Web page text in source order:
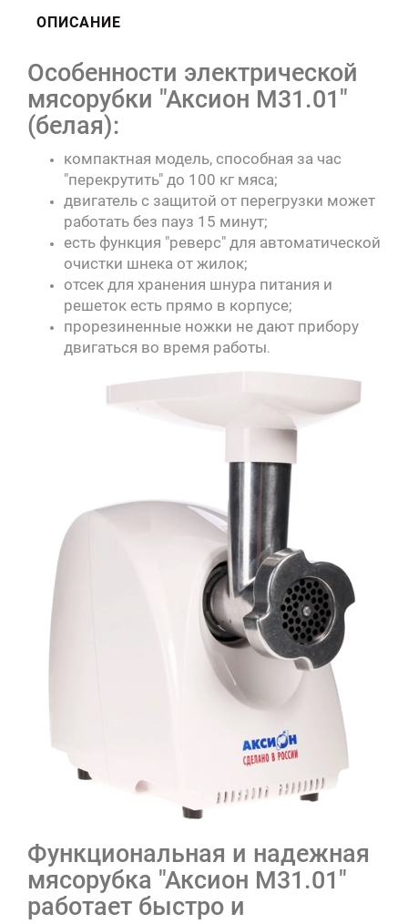
ОПИСАНИЕ
Особенности электрической
мясорубки "Аксион М31.01"
(белая):
компактная модель, способная за час
"перекрутить" до 100 кг мяса;
двигатель с защитой от перегрузки может
работать без пауз 15 минут;
есть функция "реверс" для автоматической
очистки шнека от жилок;
отсек для хранения шнура питания и
решеток есть прямо в корпусе;
прорезиненные ножки не дают прибору
двигаться во время работы.
Функциональная и надежная
мясорубка "Аксион М31.01"
работает быстро и